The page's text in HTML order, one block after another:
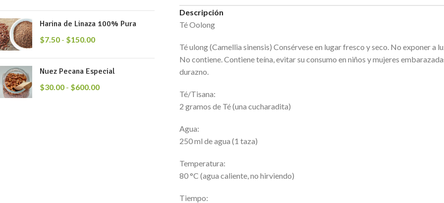
Harina de Linaza 100% Pura
$7.50 - $150.00
Nuez Pecana Especial
$30.00 - $600.00
Descripción
Té Oolong
Té ulong (Camellia sinensis) Consérvese en lugar fresco y seco. No exponer
No contiene. Contiene teína, evitar su consumo en niños y mujeres
durazno.
Té/Tisana:
2 gramos de Té (una cucharadita)
Agua:
250 ml de agua (1 taza)
Temperatura:
80 °C (agua caliente, no hirviendo)
Tiempo: